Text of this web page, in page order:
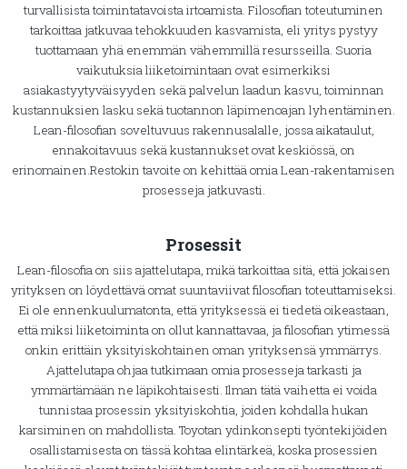
turvallisista toimintatavoista irtoamista. Filosofian toteutuminen
tarkoittaa jatkuvaa tehokkuuden kasvamista, eli yritys pystyy
tuottamaan yhä enemmän vähemmillä resursseilla. Suoria
vaikutuksia liiketoimintaan ovat esimerkiksi
asiakastyytyväisyyden sekä palvelun laadun kasvu, toiminnan
kustannuksien lasku sekä tuotannon läpimenoajan lyhentäminen.
Lean-filosofian soveltuvuus rakennusalalle, jossa aikataulut,
ennakoitavuus sekä kustannukset ovat keskiössä, on
erinomainen.Restokin tavoite on kehittää omia Lean-rakentamisen
prosesseja jatkuvasti.
Prosessit
Lean-filosofia on siis ajattelutapa, mikä tarkoittaa sitä, että jokaisen
yrityksen on löydettävä omat suuntaviivat filosofian toteuttamiseksi.
Ei ole ennenkuulumatonta, että yrityksessä ei tiedetä oikeastaan,
että miksi liiketoiminta on ollut kannattavaa, ja filosofian ytimessä
onkin erittäin yksityiskohtainen oman yrityksensä ymmärrys.
Ajattelutapa ohjaa tutkimaan omia prosesseja tarkasti ja
ymmärtämään ne läpikohtaisesti. Ilman tätä vaihetta ei voida
tunnistaa prosessin yksityiskohtia, joiden kohdalla hukan
karsiminen on mahdollista. Toyotan ydinkonsepti työntekijöiden
osallistamisesta on tässä kohtaa elintärkeä, koska prosessien